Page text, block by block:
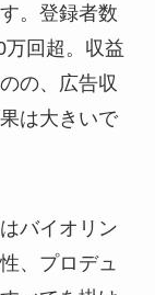
。登録者数
回超。収益
の、広告収
は大きいで
バイオリン
、プロデュ